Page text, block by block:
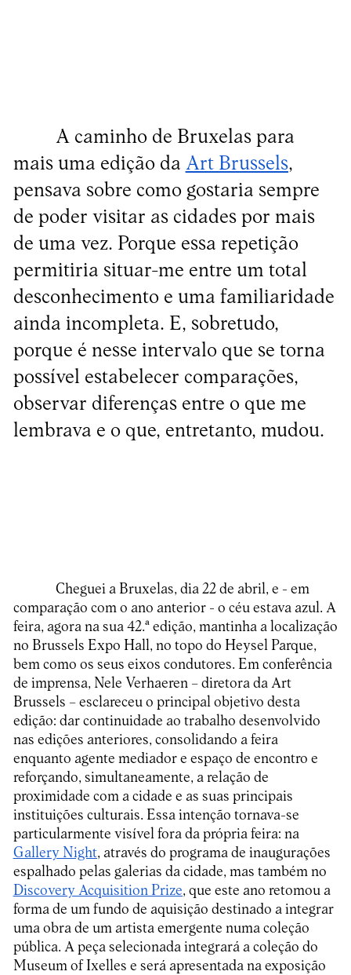
A caminho de Bruxelas para
mais uma edição da Art Brussels,
pensava sobre como gostaria sempre
de poder visitar as cidades por mais
de uma vez. Porque essa repetição
permitiria situar-me entre um total
desconhecimento e uma familiaridade
ainda incompleta. E, sobretudo,
porque é nesse intervalo que se torna
possível estabelecer comparações,
observar diferenças entre o que me
lembrava e o que, entretanto, mudou.
Cheguei a Bruxelas, dia 22 de abril, e - em
comparação com o ano anterior - o céu estava azul. A
feira, agora na sua 42.ª edição, mantinha a localização
no Brussels Expo Hall, no topo do Heysel Parque,
bem como os seus eixos condutores. Em conferência
de imprensa, Nele Verhaeren – diretora da Art
Brussels – esclareceu o principal objetivo desta
edição: dar continuidade ao trabalho desenvolvido
nas edições anteriores, consolidando a feira
enquanto agente mediador e espaço de encontro e
reforçando, simultaneamente, a relação de
proximidade com a cidade e as suas principais
instituições culturais. Essa intenção tornava-se
particularmente visível fora da própria feira: na
Gallery Night, através do programa de inaugurações
espalhado pelas galerias da cidade, mas também no
Discovery Acquisition Prize, que este ano retomou a
forma de um fundo de aquisição destinado a integrar
uma obra de um artista emergente numa coleção
pública. A peça selecionada integrará a coleção do
Museum of Ixelles e será apresentada na exposição